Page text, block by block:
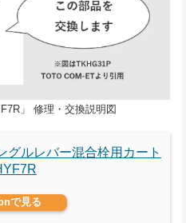
」 修理・交換説明図
グルレバー混合栓用カート
で見る